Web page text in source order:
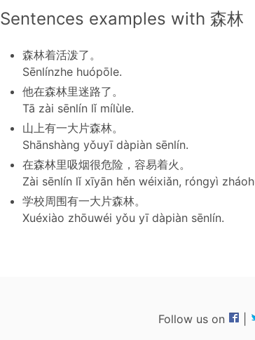
Sentences examples with 森林
森林着活泼了。
Sēnlínzhe huópōle.
他在森林里迷路了。
Tā zài sēnlín lǐ mílùle.
山上有一大片森林。
Shānshàng yǒuyī dàpiàn sēnlín.
在森林里吸烟很危险，容易着火。
Zài sēnlín lǐ xīyān hěn wéixiǎn, róngyì
学校周围有一大片森林。
Xuéxiào zhōuwéi yǒu yī dàpiàn sēnlín.
Follow us on